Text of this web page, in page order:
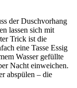
der Duschvorhang
lassen sich mit
Trick ist die
eine Tasse Essig
Wasser gefüllte
Nacht einweichen.
abspülen – die